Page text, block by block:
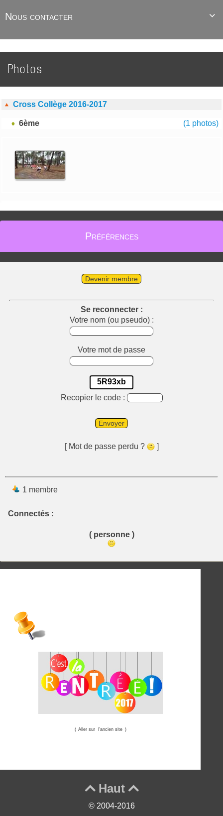

Nous contacter
Photos
Cross Collège 2016-2017
6ème (1 photos)
Préférences
Devenir membre
Se reconnecter :
Votre nom (ou pseudo) :
Votre mot de passe
5R93xb
Recopier le code :
Envoyer
[ Mot de passe perdu ? ]
1 membre
Connectés :
( personne )
( Aller sur l'ancien site )
Haut 
© 2004-2016